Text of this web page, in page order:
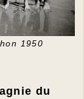
1950
du